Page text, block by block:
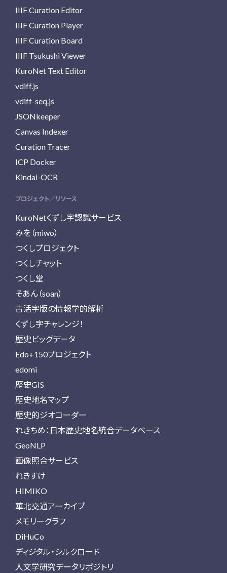
IIIF Curation Editor
IIIF Curation Player
IIIF Curation Board
IIIF Tsukushi Viewer
KuroNet Text Editor
vdiff.js
vdiff-seq.js
JSONkeeper
Canvas Indexer
Curation Tracer
ICP Docker
Kindai-OCR
プロジェクト／リソース
KuroNetくずし字認識サービス
みを（miwo）
つくしプロジェクト
つくしチャット
つくし堂
そあん（soan）
古活字版の情報学的解析
くずし字チャレンジ！
歴史ビッグデータ
Edo+150プロジェクト
edomi
歴史GIS
歴史地名マップ
歴史的ジオコーダー
れきちめ：日本歴史地名統合データベース
GeoNLP
画像照合サービス
れきすけ
HIMIKO
華北交通アーカイブ
メモリーグラフ
DiHuCo
ディジタル・シルクロード
人文学研究データリポジトリ